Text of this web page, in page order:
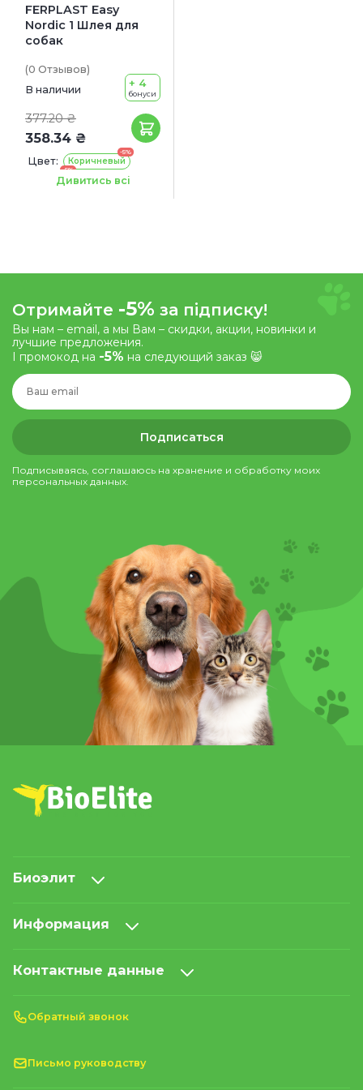
FERPLAST Easy
Nordic 1 Шлея для
собак
(0 Отзывов)
В наличии
377.20 ₴
358.34 ₴
+ 4
бонуси
Цвет:
-5%
Коричневый
-5%
ЧерныйДивитись всі
Отримайте -5% за підписку!
Вы нам – email, а мы Вам – скидки, акции, новинки и
лучшие предложения.
І промокод на -5% на следующий заказ 😸
Подписаться
Подписываясь, соглашаюсь на хранение и обработку моих
персональных данных.
Биоэлит
Информация
Контактные данные
Обратный звонок
Письмо руководству